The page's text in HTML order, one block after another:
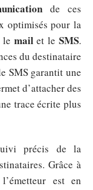
de ces
optimisés pour la
mail et leSMS.
du destinataire
SMS garantit une
d’attacher des
trace écrite plus
précis de la
Grâce à
est en